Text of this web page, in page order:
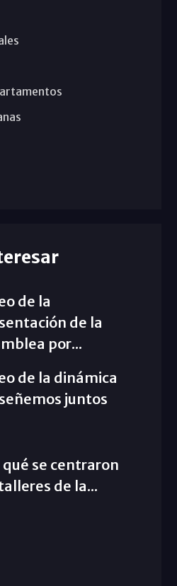
de la
de la
por...
de la dinámica
juntos
qué se centraron
de la...